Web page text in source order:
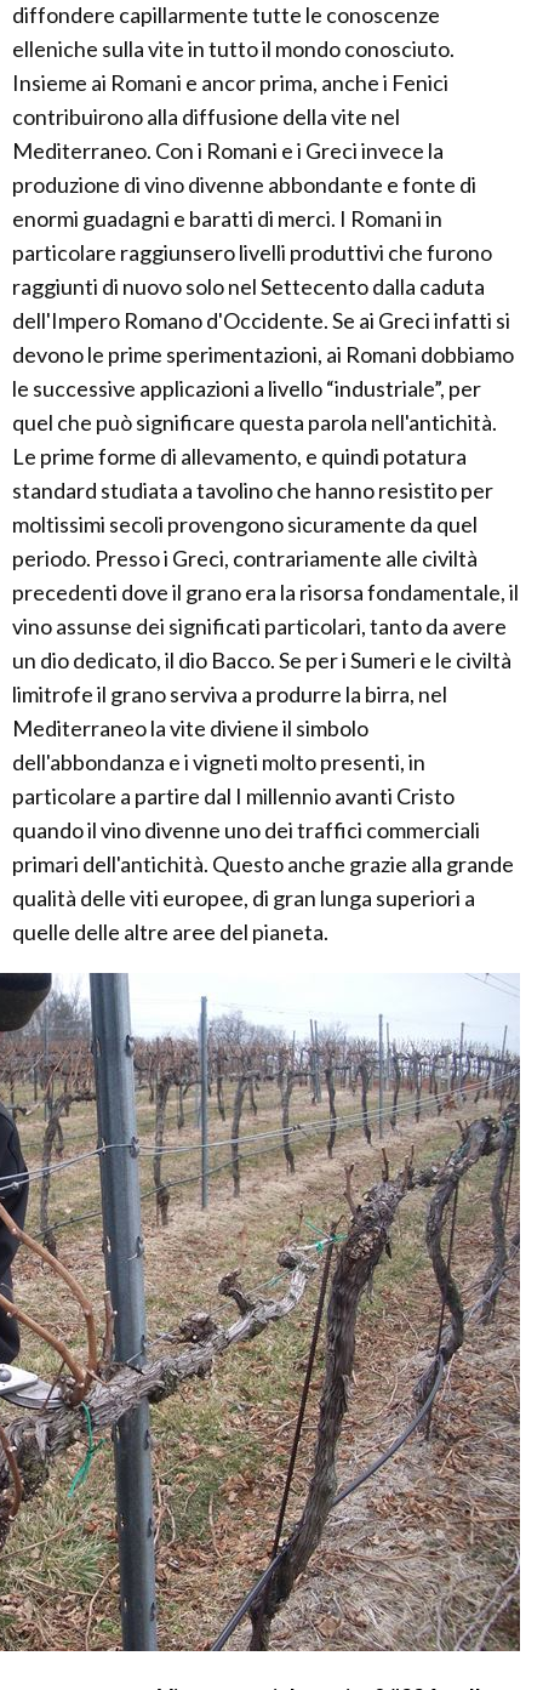
diffondere capillarmente tutte le conoscenze
elleniche sulla vite in tutto il mondo conosciuto.
Insieme ai Romani e ancor prima, anche i Fenici
contribuirono alla diffusione della vite nel
Mediterraneo. Con i Romani e i Greci invece la
produzione di vino divenne abbondante e fonte di
enormi guadagni e baratti di merci. I Romani in
particolare raggiunsero livelli produttivi che furono
raggiunti di nuovo solo nel Settecento dalla caduta
dell'Impero Romano d'Occidente. Se ai Greci infatti si
devono le prime sperimentazioni, ai Romani dobbiamo
le successive applicazioni a livello “industriale”, per
quel che può significare questa parola nell'antichità.
Le prime forme di allevamento, e quindi potatura
standard studiata a tavolino che hanno resistito per
moltissimi secoli provengono sicuramente da quel
periodo. Presso i Greci, contrariamente alle civiltà
precedenti dove il grano era la risorsa fondamentale, il
vino assunse dei significati particolari, tanto da avere
un dio dedicato, il dio Bacco. Se per i Sumeri e le civiltà
limitrofe il grano serviva a produrre la birra, nel
Mediterraneo la vite diviene il simbolo
dell'abbondanza e i vigneti molto presenti, in
particolare a partire dal I millennio avanti Cristo
quando il vino divenne uno dei traffici commerciali
primari dell'antichità. Questo anche grazie alla grande
qualità delle viti europee, di gran lunga superiori a
quelle delle altre aree del pianeta.